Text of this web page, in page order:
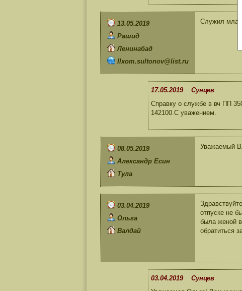
13.05.2019
Рашид
Ленинабад
Ilxom.sultonov@list.ru
Служил
17.05.2019 Сунцев
Справку о службе в вч ПП
142100.С уважением.
08.05.2019
Александр Есин
Тула
Уважаемый
03.04.2019
Ольга
Валдай
отпуске не
была женой
обратиться
03.04.2019 Сунцев